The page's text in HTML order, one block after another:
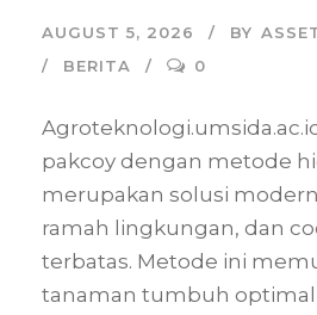
AUGUST 5, 2026 BY
BERITA
0
pakcoy dengan metode
merupakan solusi
ramah lingkungan, dan
terbatas. Metode ini
tanaman tumbuh